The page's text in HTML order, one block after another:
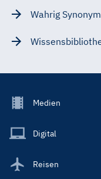
Wahrig
Footer
Main
Medien
Digital
Reisen